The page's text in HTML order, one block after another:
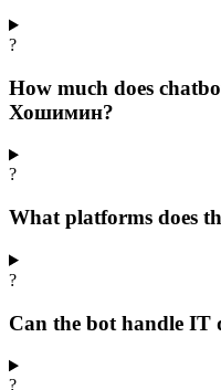
?
How much does
Хошимин?
?
What platforms does
?
Can the bot handle IT
?